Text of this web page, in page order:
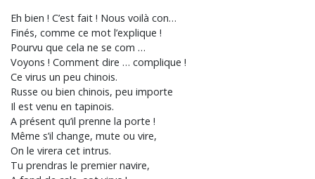
Eh bien ! C’est fait ! Nous voilà con…
Finés, comme ce mot l’explique !
Pourvu que cela ne se com …
Voyons ! Comment dire … complique !
Ce virus un peu chinois.
Russe ou bien chinois, peu importe
Il est venu en tapinois.
A présent qu’il prenne la porte !
Même s’il change, mute ou vire,
On le virera cet intrus.
Tu prendras le premier navire,